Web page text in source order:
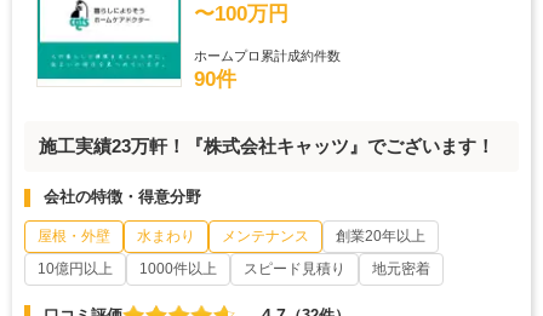
〜100万円
ホームプロ累計成約件数
90件
施工実績23万軒！『株式会社キャッツ』でございます！
会社の特徴・得意分野
屋根・外壁 水まわり メンテナンス
創業20年以上
10億円以上
1000件以上 スピード見積り 地元密着